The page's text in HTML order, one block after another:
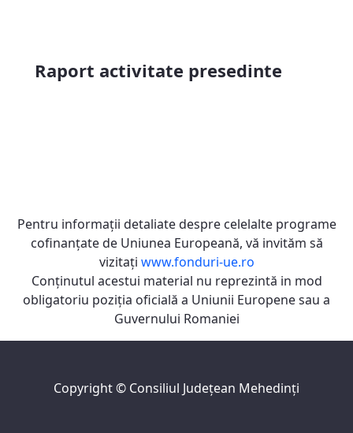
Raport activitate presedinte
Pentru informaţii detaliate despre celelalte programe
cofinanţate de Uniunea Europeană, vă invităm să
vizitaţi www.fonduri-ue.ro
Conţinutul acestui material nu reprezintă in mod
obligatoriu poziţia oficială a Uniunii Europene sau a
Guvernului Romaniei
Copyright © Consiliul Judeţean Mehedinţi